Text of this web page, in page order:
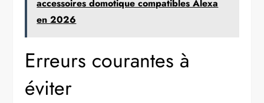
accessoires domotique compatibles Alexa
en 2026
Erreurs courantes à
éviter